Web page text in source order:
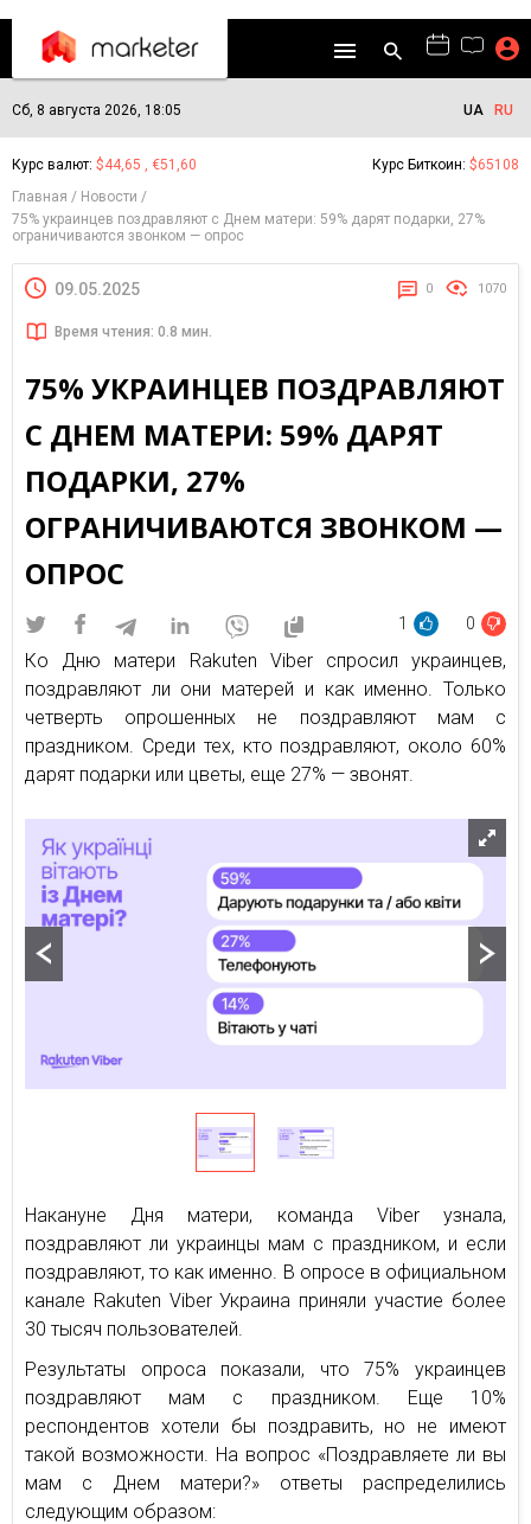
Сб, 8 августа 2026, 18:05 UA RU
Курс валют: $44,65 , €51,60 Курс Биткоин: $65108
Главная
Новости
75% украинцев поздравляют с Днем матери: 59% дарят подарки, 27%
ограничиваются звонком — опрос
09.05.2025 0 1070
Время чтения: 0.8 мин.
75% УКРАИНЦЕВ ПОЗДРАВЛЯЮТ
С ДНЕМ МАТЕРИ: 59% ДАРЯТ
ПОДАРКИ, 27%
ОГРАНИЧИВАЮТСЯ ЗВОНКОМ —
ОПРОС
1 0
Ко Дню матери Rakuten Viber спросил украинцев,
поздравляют ли они матерей и как именно. Только
четверть опрошенных не поздравляют мам с
праздником. Среди тех, кто поздравляют, около 60%
дарят подарки или цветы, еще 27% — звонят.
Накануне Дня матери, команда Viber узнала,
поздравляют ли украинцы мам с праздником, и если
поздравляют, то как именно. В опросе в официальном
канале Rakuten Viber Украина приняли участие более
30 тысяч пользователей.
Результаты опроса показали, что 75% украинцев
поздравляют мам с праздником. Еще 10%
респондентов хотели бы поздравить, но не имеют
такой возможности. На вопрос «Поздравляете ли вы
мам с Днем матери?» ответы распределились
следующим образом: